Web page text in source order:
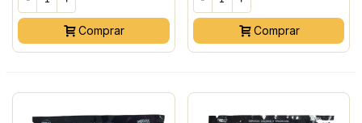
Comprar Comprar